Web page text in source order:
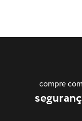
compre com